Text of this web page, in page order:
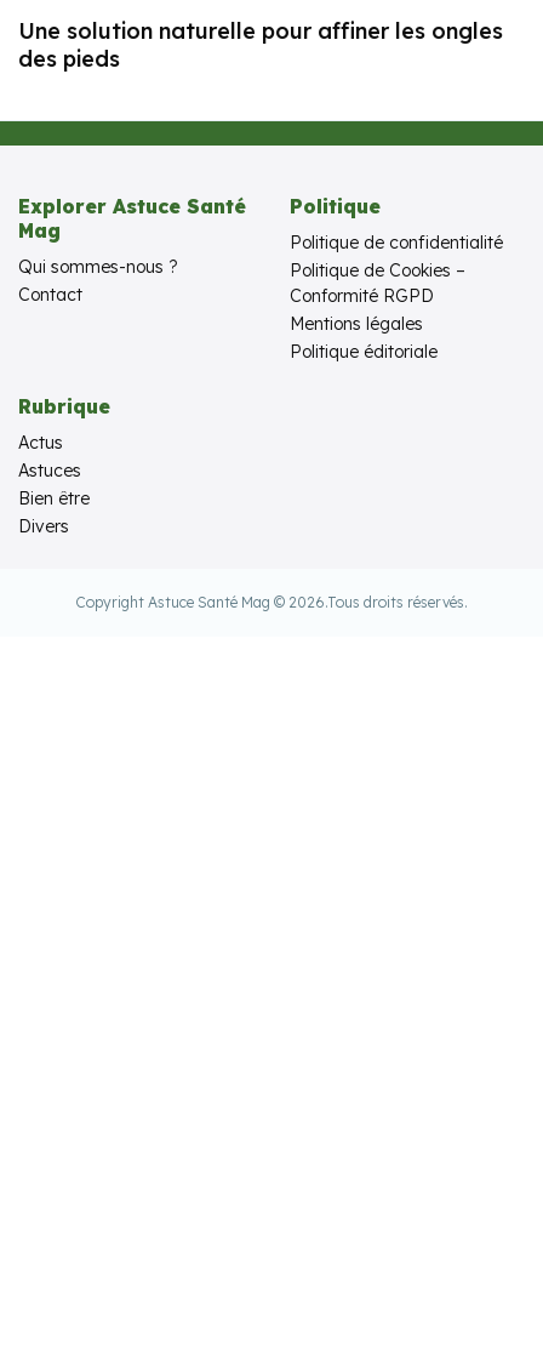
Une solution naturelle pour affiner les ongles
des pieds
Explorer Astuce Santé
Mag
Qui sommes-nous ?
Contact
Politique
Politique de confidentialité
Politique de Cookies –
Conformité RGPD
Mentions légales
Politique éditoriale
Rubrique
Actus
Astuces
Bien être
Divers
Copyright Astuce Santé Mag © 2026.Tous droits réservés.